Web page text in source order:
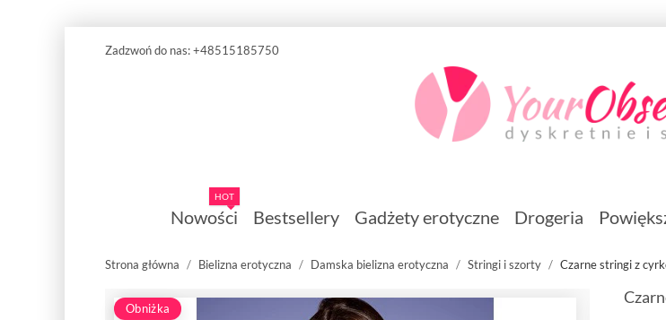
Zadzwoń do nas:+48515185750
Nowości
HOT
Bestsellery Gadżety erotyczne Drogeria
Strona główna Bielizna erotyczna Damska bielizna erotyczna Stringi i szorty Czarne stringi z
Obniżka